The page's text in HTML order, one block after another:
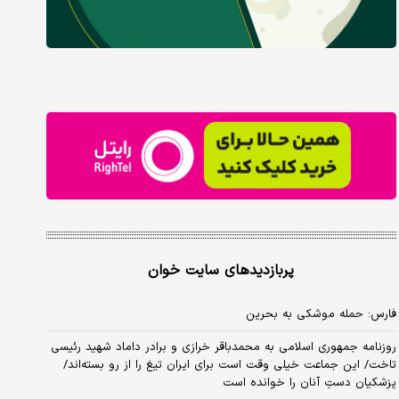
پربازدیدهای سایت خوان
فارس: حمله موشکی به بحرین
روزنامه جمهوری اسلامی به محمدباقر خرازی و برادر داماد شهید رئیسی
تاخت/ این جماعت خیلی وقت است برای ایران تیغ را از رو بسته‌اند/
پزشکیان دستِ آنان را خوانده است